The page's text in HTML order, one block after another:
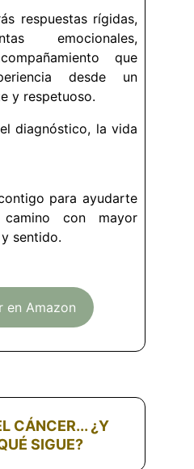
respuestas rígidas,
emocionales,
que
desde un
y respetuoso.
diagnóstico, la vida
para ayudarte
con mayor
sentido.
CÁNCER... ¿Y
SIGUE?
en Amazon